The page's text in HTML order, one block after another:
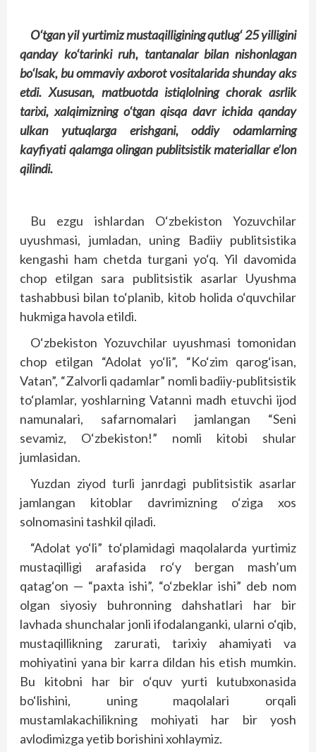
O‘tgan yil yurtimiz mustaqilligining qutlug‘ 25 yilligini
qanday ko‘tarinki ruh, tantanalar bilan nishonlagan
bo‘lsak, bu ommaviy axborot vositalarida shunday aks
etdi. Xususan, matbuotda istiqlolning chorak asrlik
tarixi, xalqimizning o‘tgan qisqa davr ichida qanday
ulkan yutuqlarga erishgani, oddiy odamlarning
kayfiyati qalamga olingan publitsistik materiallar e’lon
qilindi.
Bu ezgu ishlardan O‘zbekiston Yozuvchilar
uyushmasi, jumladan, uning Badiiy publitsistika
kengashi ham chetda turgani yo‘q. Yil davomida
chop etilgan sara publitsistik asarlar Uyushma
tashabbusi bilan to‘planib, kitob holida o‘quvchilar
hukmiga havola etildi.
O‘zbekiston Yozuvchilar uyushmasi tomonidan
chop etilgan “Adolat yo‘li”, “Ko‘zim qarog‘isan,
Vatan”, “Zalvorli qadamlar” nomli badiiy-publitsistik
to‘plamlar, yoshlarning Vatanni madh etuvchi ijod
namunalari, safarnomalari jamlangan “Seni
sevamiz, O‘zbekiston!” nomli kitobi shular
jumlasidan.
Yuzdan ziyod turli janrdagi publitsistik asarlar
jamlangan kitoblar davrimizning o‘ziga xos
solnomasini tashkil qiladi.
“Adolat yo‘li” to‘plamidagi maqolalarda yurtimiz
mustaqilligi arafasida ro‘y bergan mash’um
qatag‘on — “paxta ishi”, “o‘zbeklar ishi” deb nom
olgan siyosiy buhronning dahshatlari har bir
lavhada shunchalar jonli ifodalanganki, ularni o‘qib,
mustaqillikning zarurati, tarixiy ahamiyati va
mohiyatini yana bir karra dildan his etish mumkin.
Bu kitobni har bir o‘quv yurti kutubxonasida
bo‘lishini, uning maqolalari orqali
mustamlakachilikning mohiyati har bir yosh
avlodimizga yetib borishini xohlaymiz.